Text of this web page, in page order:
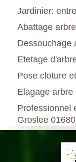
Jardinier:
Abattage
Dessouchage
Etetage
Pose cloture
Elagage
Professionnel
Groslee 01680